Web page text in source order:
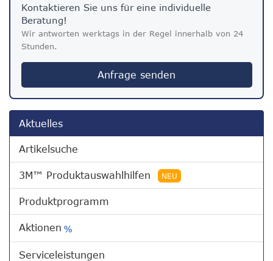
Kontaktieren Sie uns für eine individuelle
Beratung!
Wir antworten werktags in der Regel innerhalb von 24
Stunden.
Anfrage senden
Aktuelles
Artikelsuche
3M™ Produktauswahlhilfen NEU
Produktprogramm
Aktionen %
Serviceleistungen